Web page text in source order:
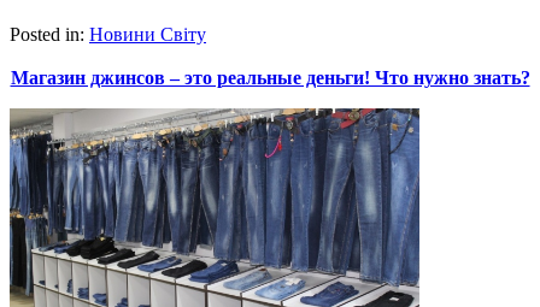
Posted in: Новини Світу
Магазин джинсов – это реальные деньги! Что нужно знать?